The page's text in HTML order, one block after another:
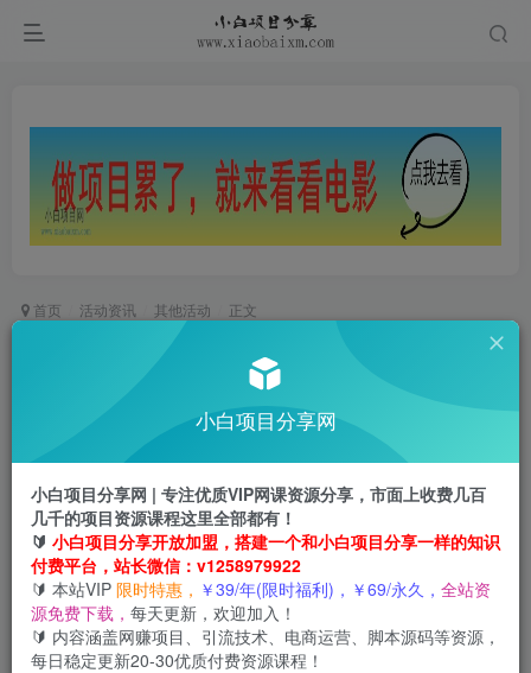
首页 活动资讯 其他活动 正文
抖音老用户抽绿植盆栽包邮
0 63 62
活动截图
前两次不中或者中挂件，只有发完三
次视频后抽三次，最后一次才会中！
小白项目分享网
小白项目分享网 | 专注优质VIP网课资源分享，市面上收费几百
几千的项目资源课程这里全部都有！
🔰 小白项目分享开放加盟，搭建一个和小白项目分享一样的知识
付费平台，站长微信：v1258979922
🔰 本站VIP 限时特惠， ￥39/年(限时福利)，￥69/永久， 全站资
源免费下载， 每天更新，欢迎加入！
🔰 内容涵盖网赚项目、引流技术、电商运营、脚本源码等资源，
每日稳定更新20-30优质付费资源课程！